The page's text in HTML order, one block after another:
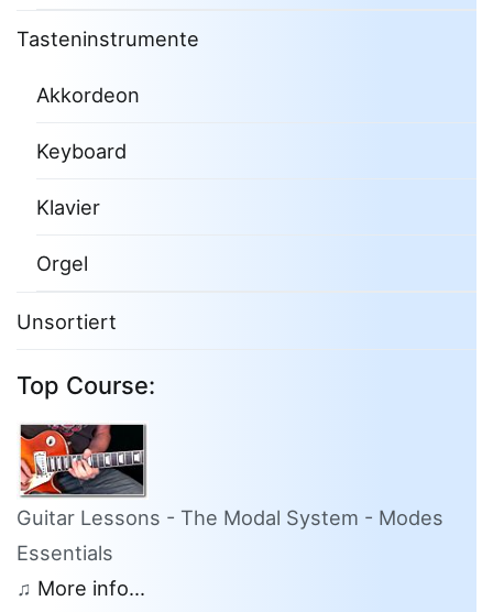
Tasteninstrumente
Akkordeon
Keyboard
Klavier
Orgel
Unsortiert
Top Course:
Guitar Lessons - The Modal System - Modes
Essentials
♫ More info...